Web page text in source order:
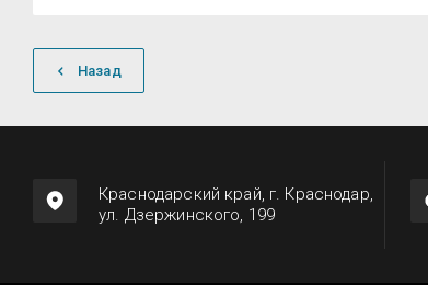
Назад
Краснодарский край, г. Краснодар,
ул. Дзержинского, 199